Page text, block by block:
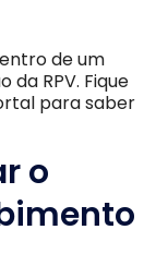
de um
RPV. Fique
para saber
o